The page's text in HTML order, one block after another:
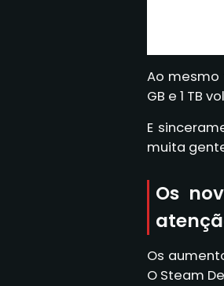
Ao mesmo
GB e 1 TB
E
muita
Os
Os
O Steam